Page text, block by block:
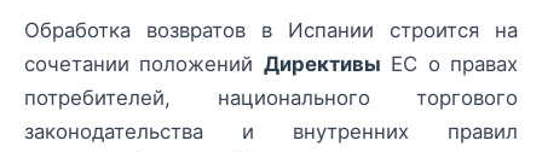
Обработка возвратов в Испании строится на
сочетании положений Директивы ЕС о правах
потребителей, национального торгового
законодательства и внутренних правил